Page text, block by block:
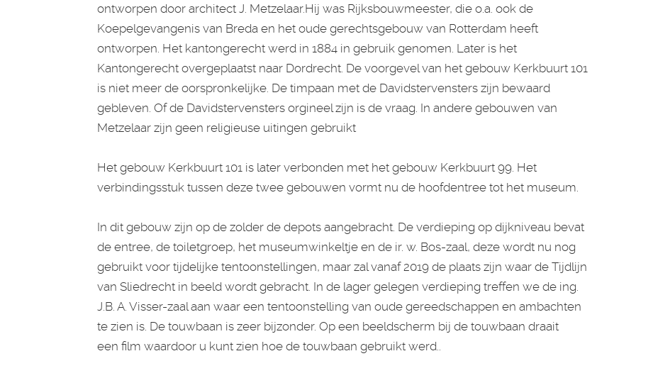
ontworpen door architect J. Metzelaar.Hij was Rijksbouwmeester, die o.a. ook de
Koepelgevangenis van Breda en het oude gerechtsgebouw van Rotterdam heeft
ontworpen. Het kantongerecht werd in 1884 in gebruik genomen. Later is het
Kantongerecht overgeplaatst naar Dordrecht. De voorgevel van het gebouw Kerkbuurt 101
is niet meer de oorspronkelijke. De timpaan met de Davidstervensters zijn bewaard
gebleven. Of de Davidstervensters orgineel zijn is de vraag. In andere gebouwen van
Metzelaar zijn geen religieuse uitingen gebruikt
Het gebouw Kerkbuurt 101 is later verbonden met het gebouw Kerkbuurt 99. Het
verbindingsstuk tussen deze twee gebouwen vormt nu de hoofdentree tot het museum.
In dit gebouw zijn op de zolder de depots aangebracht. De verdieping op dijkniveau bevat
de entree, de toiletgroep, het museumwinkeltje en de ir. w. Bos-zaal, deze wordt nu nog
gebruikt voor tijdelijke tentoonstellingen, maar zal vanaf 2019 de plaats zijn waar de Tijdlijn
van Sliedrecht in beeld wordt gebracht. In de lager gelegen verdieping treffen we de ing.
J.B. A. Visser-zaal aan waar een tentoonstelling van oude gereedschappen en ambachten
te zien is. De touwbaan is zeer bijzonder. Op een beeldscherm bij de touwbaan draait
een film waardoor u kunt zien hoe de touwbaan gebruikt werd..